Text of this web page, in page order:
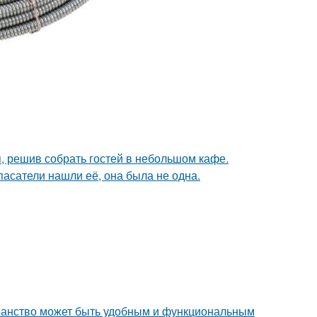
решив собрать гостей в небольшом кафе.
нашли её, она была не одна.
может быть удобным и функциональным